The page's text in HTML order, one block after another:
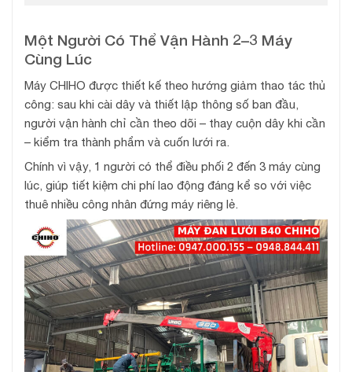
Một Người Có Thể Vận Hành 2–3 Máy
Cùng Lúc
Máy CHIHO được thiết kế theo hướng giảm thao tác thủ
công: sau khi cài dây và thiết lập thông số ban đầu,
người vận hành chỉ cần theo dõi – thay cuộn dây khi cần
– kiểm tra thành phẩm và cuốn lưới ra.
Chính vì vậy, 1 người có thể điều phối 2 đến 3 máy cùng
lúc, giúp tiết kiệm chi phí lao động đáng kể so với việc
thuê nhiều công nhân đứng máy riêng lẻ.